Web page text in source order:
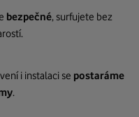
bezpečné, surfujete bez
i instalaci se postaráme
.